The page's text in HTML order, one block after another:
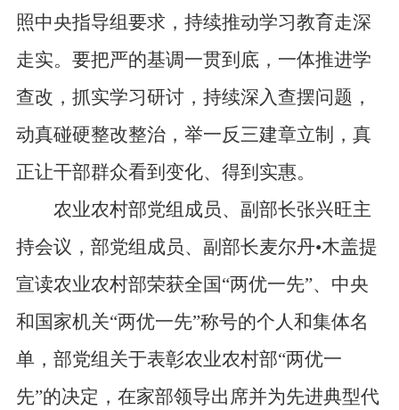
照中央指导组要求，持续推动学习教育走深
走实。要把严的基调一贯到底，一体推进学
查改，抓实学习研讨，持续深入查摆问题，
动真碰硬整改整治，举一反三建章立制，真
正让干部群众看到变化、得到实惠。
农业农村部党组成员、副部长张兴旺主
持会议，部党组成员、副部长麦尔丹•木盖提
宣读农业农村部荣获全国“两优一先”、中央
和国家机关“两优一先”称号的个人和集体名
单，部党组关于表彰农业农村部“两优一
先”的决定，在家部领导出席并为先进典型代